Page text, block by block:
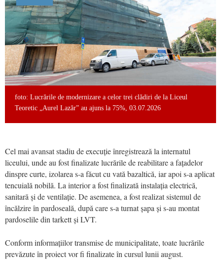
foto: Lucrările de modernizare a celor trei clădiri de la Liceul
Teoretic „Aurel Lazăr” au ajuns la 75%, 03.07.2026
Cel mai avansat stadiu de execuție înregistrează la internatul
liceului, unde au fost finalizate lucrările de reabilitare a fațadelor
dinspre curte, izolarea s-a făcut cu vată bazaltică, iar apoi s-a aplicat
tencuială nobilă. La interior a fost finalizată instalația electrică,
sanitară și de ventilație. De asemenea, a fost realizat sistemul de
încălzire în pardoseală, după care s-a turnat șapa și s-au montat
pardoselile din tarkett și LVT.
Conform informațiilor transmise de municipalitate, toate lucrările
prevăzute în proiect vor fi finalizate în cursul lunii august.